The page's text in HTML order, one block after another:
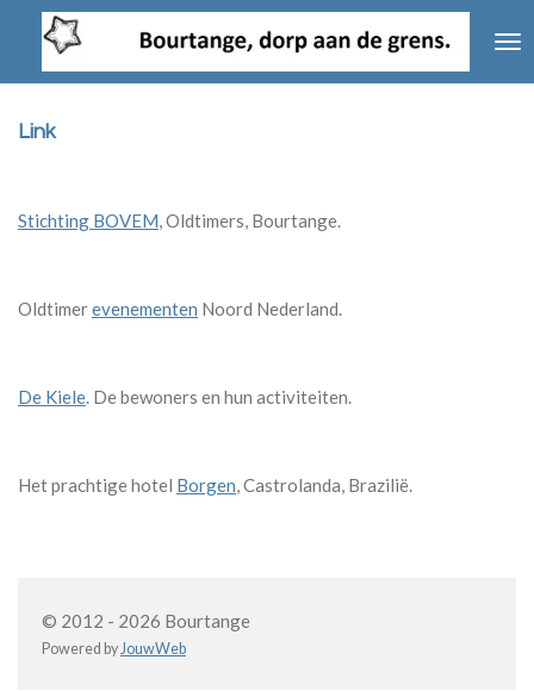
direct
naar
hoofdinhoud
Link
Stichting BOVEM, Oldtimers, Bourtange.
Oldtimerevenementen Noord Nederland.
De Kiele. De bewoners en hun activiteiten.
Het prachtige hotel Borgen, Castrolanda, Brazilië.
© 2012 - 2026 Bourtange
Powered by JouwWeb